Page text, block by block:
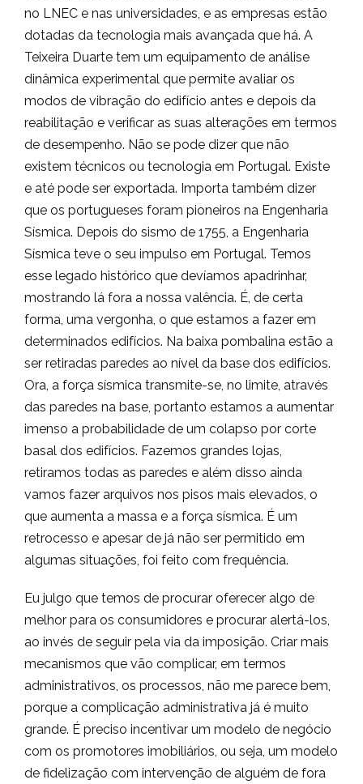
no LNEC e nas universidades, e as empresas estão
dotadas da tecnologia mais avançada que há. A
Teixeira Duarte tem um equipamento de análise
dinâmica experimental que permite avaliar os
modos de vibração do edifício antes e depois da
reabilitação e verificar as suas alterações em termos
de desempenho. Não se pode dizer que não
existem técnicos ou tecnologia em Portugal. Existe
e até pode ser exportada. Importa também dizer
que os portugueses foram pioneiros na Engenharia
Sísmica. Depois do sismo de 1755, a Engenharia
Sísmica teve o seu impulso em Portugal. Temos
esse legado histórico que devíamos apadrinhar,
mostrando lá fora a nossa valência. É, de certa
forma, uma vergonha, o que estamos a fazer em
determinados edifícios. Na baixa pombalina estão a
ser retiradas paredes ao nível da base dos edifícios.
Ora, a força sísmica transmite-se, no limite, através
das paredes na base, portanto estamos a aumentar
imenso a probabilidade de um colapso por corte
basal dos edifícios. Fazemos grandes lojas,
retiramos todas as paredes e além disso ainda
vamos fazer arquivos nos pisos mais elevados, o
que aumenta a massa e a força sísmica. É um
retrocesso e apesar de já não ser permitido em
algumas situações, foi feito com frequência.
Eu julgo que temos de procurar oferecer algo de
melhor para os consumidores e procurar alertá-los,
ao invés de seguir pela via da imposição. Criar mais
mecanismos que vão complicar, em termos
administrativos, os processos, não me parece bem,
porque a complicação administrativa já é muito
grande. É preciso incentivar um modelo de negócio
com os promotores imobiliários, ou seja, um modelo
de fidelização com intervenção de alguém de fora